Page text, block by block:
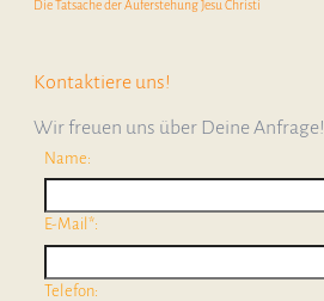
Kontaktiere uns!
Wir freuen uns über Deine Anfrage!
Name:
E-Mail*:
Telefon:
Die Tatsache der Auferstehung Jesu Christi